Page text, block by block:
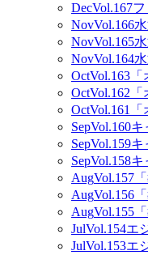
DecVol.167
NovVol.166
NovVol.165
NovVol.164
OctVol.163
OctVol.162
OctVol.161
SepVol.160キ
SepVol.159キ
SepVol.158キ
AugVol.157
AugVol.156
AugVol.155
JulVol.154エ
JulVol.153エ